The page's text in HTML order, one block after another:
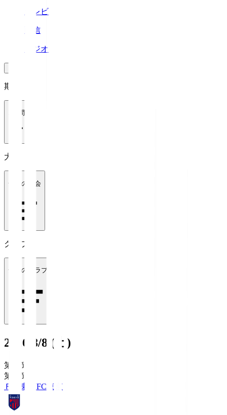
テレビ
配信
ラジオ
期間
1週間
大会
全ての大会
クラブ
全てのクラブ
2026/8/8 (土)
第1節
第1節
ＦＣ東京FC東京